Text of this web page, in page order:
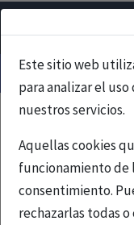
Este sitio web
para analizar el
nuestros servicios.
Aquellas cookies
funcionamiento de
consentimiento.
rechazarlas todas